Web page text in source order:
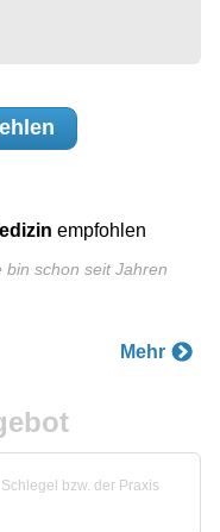
empfohlen
schon seit Jahren
Mehr
bzw. der Praxis